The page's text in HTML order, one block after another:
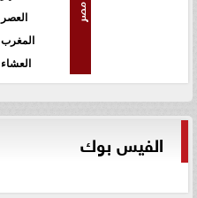
مصر
العصر
المغرب
العشاء
الفيس بوك